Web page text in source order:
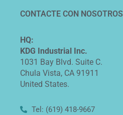
CONTACTE CON NOSOTROS
HQ:
KDG Industrial Inc.
1031 Bay Blvd. Suite C.
Chula Vista, CA 91911
United States.
Tel: (619) 418-9667